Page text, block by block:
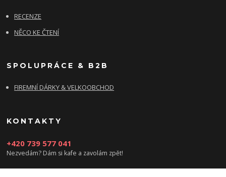
RECENZE
NĚCO KE ČTENÍ
SPOLUPRÁCE & B2B
FIREMNÍ DÁRKY & VELKOOBCHOD
KONTAKTY
+420 739 577 041
Nezvedám? Dám si kafe a zavolám zpět!
info@damsikafe.cz